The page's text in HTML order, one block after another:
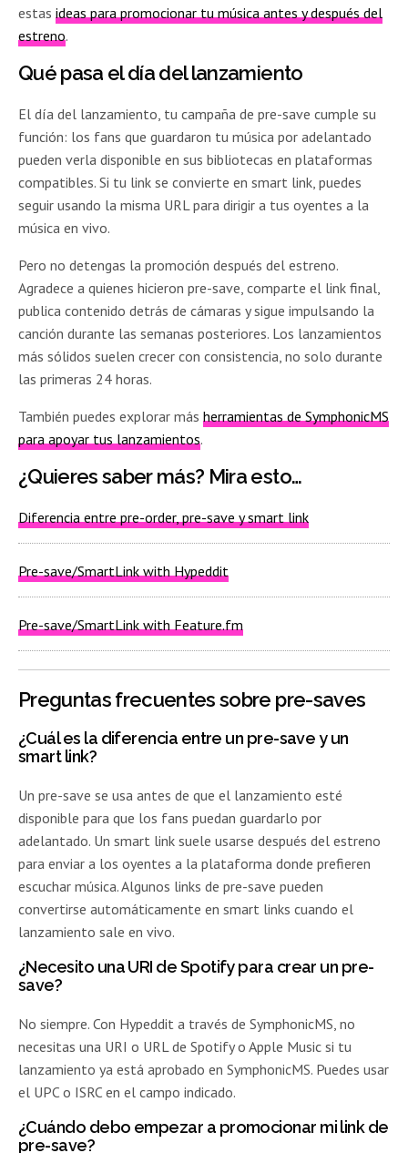
estasideas para promocionar tu música antes y después del
estreno.
Qué pasa el día del lanzamiento
El día del lanzamiento, tu campaña de pre-save cumple su
función: los fans que guardaron tu música por adelantado
pueden verla disponible en sus bibliotecas en plataformas
compatibles. Si tu link se convierte en smart link, puedes
seguir usando la misma URL para dirigir a tus oyentes a la
música en vivo.
Pero no detengas la promoción después del estreno.
Agradece a quienes hicieron pre-save, comparte el link final,
publica contenido detrás de cámaras y sigue impulsando la
canción durante las semanas posteriores. Los lanzamientos
más sólidos suelen crecer con consistencia, no solo durante
las primeras 24 horas.
También puedes explorar másherramientas de SymphonicMS
para apoyar tus lanzamientos.
¿Quieres saber más? Mira esto…
Diferencia entre pre-order, pre-save y smart link
Pre-save/SmartLink with Hypeddit
Pre-save/SmartLink with Feature.fm
Preguntas frecuentes sobre pre-saves
¿Cuál es la diferencia entre un pre-save y un
smart link?
Un pre-save se usa antes de que el lanzamiento esté
disponible para que los fans puedan guardarlo por
adelantado. Un smart link suele usarse después del estreno
para enviar a los oyentes a la plataforma donde prefieren
escuchar música. Algunos links de pre-save pueden
convertirse automáticamente en smart links cuando el
lanzamiento sale en vivo.
¿Necesito una URI de Spotify para crear un pre-
save?
No siempre. Con Hypeddit a través de SymphonicMS, no
necesitas una URI o URL de Spotify o Apple Music si tu
lanzamiento ya está aprobado en SymphonicMS. Puedes usar
el UPC o ISRC en el campo indicado.
¿Cuándo debo empezar a promocionar mi link de
pre-save?